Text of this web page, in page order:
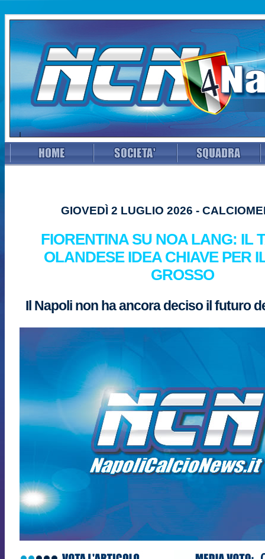
GIOVEDÌ 2 LUGLIO 2026 -
FIORENTINA SU NOA LANG: IL
OLANDESE IDEA CHIAVE PER
GROSSO
Il Napoli non ha ancora deciso il futuro